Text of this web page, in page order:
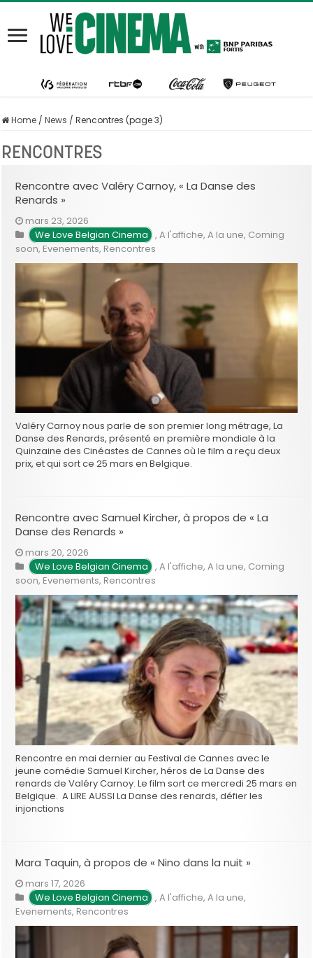
Home / News / Rencontres (page 3)
RENCONTRES
Rencontre avec Valéry Carnoy, « La Danse des
Renards »
mars 23, 2026
We Love Belgian Cinema ,A l'affiche,A la une, Coming
soon, Evenements, Rencontres
Valéry Carnoy nous parle de son premier long métrage, La
Danse des Renards, présenté en première mondiale à la
Quinzaine des Cinéastes de Cannes où le film a reçu deux
prix, et qui sort ce 25 mars en Belgique.
Rencontre avec Samuel Kircher, à propos de « La
Danse des Renards »
mars 20, 2026
We Love Belgian Cinema ,A l'affiche,A la une, Coming
soon, Evenements, Rencontres
Rencontre en mai dernier au Festival de Cannes avec le
jeune comédie Samuel Kircher, héros de La Danse des
renards de Valéry Carnoy. Le film sort ce mercredi 25 mars en
Belgique. A LIRE AUSSI La Danse des renards, défier les
injonctions
Mara Taquin, à propos de « Nino dans la nuit »
mars 17, 2026
We Love Belgian Cinema ,A l'affiche,A la une,
Evenements, Rencontres